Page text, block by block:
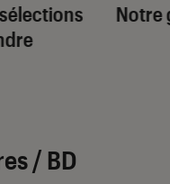
Notre
/ BD